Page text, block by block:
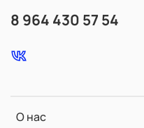
О нас
8 964 430 57 54